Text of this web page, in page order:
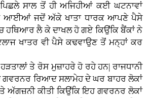
ਸਾਲ ਤੋਂ ਹੀ ਅਜਿਹੀਆਂ ਕਈ ਘਟਨਾਵਾਂ
ਆਈਆਂ ਜਦੋਂ ਅੱਕੇ ਖਾਤਾ ਧਾਰਕ ਆਪਣੇ ਪੈਸੇ
ਹਥਿਆਰ ਲੈ ਕੇ ਦਾਖਲ ਹੋ ਗਏ ਕਿਉਂਕਿ ਬੈਂਕਾਂ ਨੇ
ਖਾਤਰ ਵੀ ਪੈਸੇ ਕਢਵਾਉਣ ਤੋਂ ਮਨ੍ਹਾਂ ਕਰ
ਤੇ ਰੋਸ ਮੁਜ਼ਾਹਰੇ ਹੋ ਰਹੇ ਹਨ| ਰਾਜਧਾਨੀ
ਗਵਰਨਰ ਰਿਆਦ ਸਲਾਮੇਹ ਦੇ ਘਰ ਬਾਹਰ ਲੋਕਾਂ
ਅੱਗਜ਼ਨੀ ਕੀਤੀ ਕਿਉਂਕਿ ਇਹ ਗਵਰਨਰ ਲੋਕਾਂ